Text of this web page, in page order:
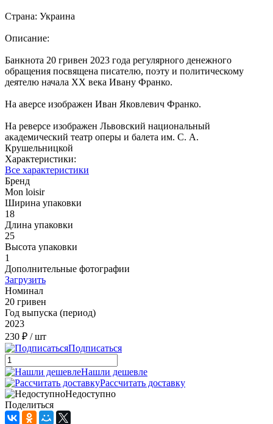
Страна: Украина
Описание:
Банкнота 20 гривен 2023 года регулярного денежного
обращения посвящена писателю, поэту и политическому
деятелю начала XX века Ивану Франко.
На аверсе изображен Иван Яковлевич Франко.
На реверсе изображен Львовский национальный
академический театр оперы и балета им. С. А.
Крушельницкой
Характеристики:
Все характеристики
Бренд
Mon loisir
Ширина упаковки
18
Длина упаковки
25
Высота упаковки
1
Дополнительные фотографии
Загрузить
Номинал
20 гривен
Год выпуска (период)
2023
230 ₽ / шт
Подписаться
Нашли дешевле
Рассчитать доставку
Недоступно
Поделиться